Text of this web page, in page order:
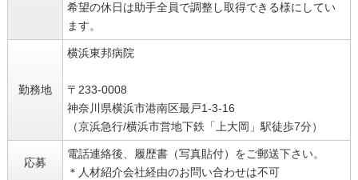
希望の休日は助手全員で調整し取得できる様にしてい
ます。
勤務地
横浜東邦病院
〒233-0008
神奈川県横浜市港南区最戸1-3-16
（京浜急行/横浜市営地下鉄「上大岡」駅徒歩7分）
応募
電話連絡後、履歴書（写真貼付）をご郵送下さい。
＊人材紹介会社経由のお問い合わせは不可